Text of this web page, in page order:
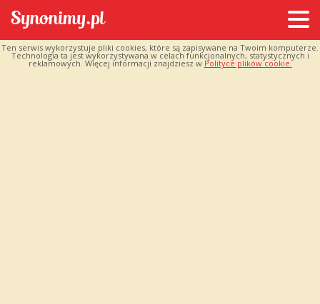
Ten serwis wykorzystuje pliki cookies, które są zapisywane na Twoim komputerze.
Technologia ta jest wykorzystywana w celach funkcjonalnych, statystycznych i
reklamowych. Więcej informacji znajdziesz w Polityce plików cookie.